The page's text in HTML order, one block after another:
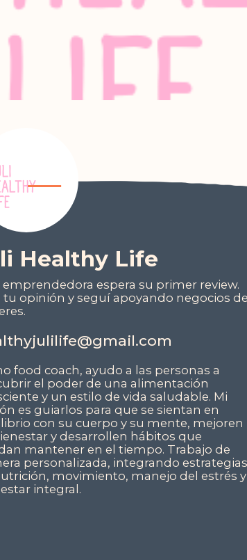
Healthy Life
emprendedora espera su primer review.
tu opinión y seguí apoyando negocios de
food coach, ayudo a las personas a
el poder de una alimentación
y un estilo de vida saludable. Mi
es guiarlos para que se sientan en
con su cuerpo y su mente, mejoren
y desarrollen hábitos que
mantener en el tiempo. Trabajo de
personalizada, integrando estrategias
movimiento, manejo del estrés y
integral.